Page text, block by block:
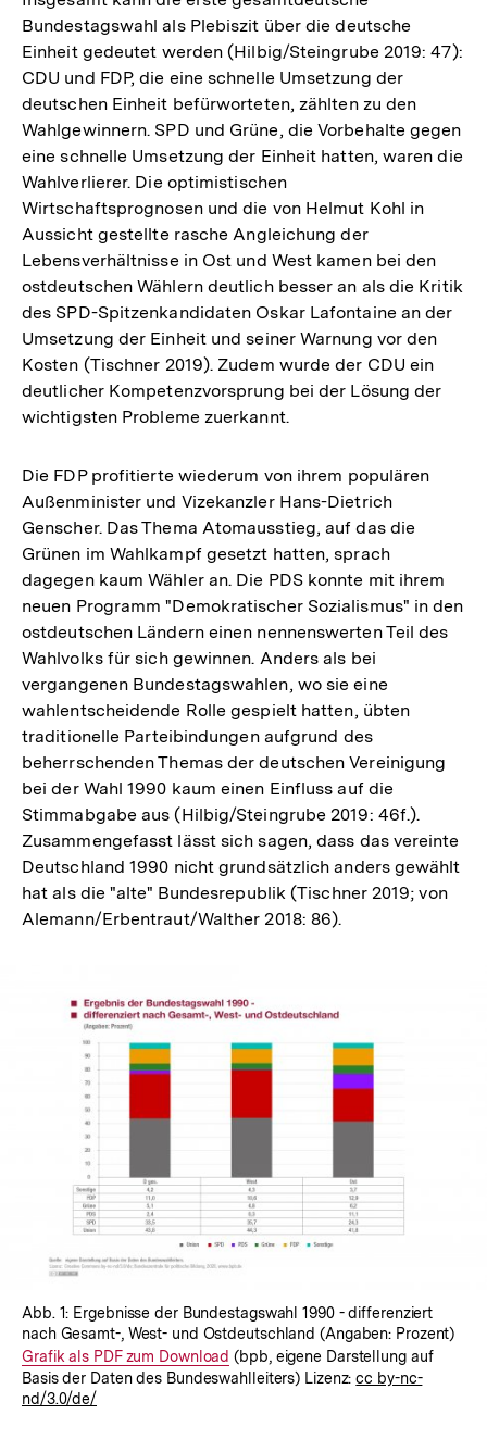
Bundestagswahl als Plebiszit über die deutsche
Einheit gedeutet werden (Hilbig/Steingrube 2019: 47):
CDU und FDP, die eine schnelle Umsetzung der
deutschen Einheit befürworteten, zählten zu den
Wahlgewinnern. SPD und Grüne, die Vorbehalte gegen
eine schnelle Umsetzung der Einheit hatten, waren die
Wahlverlierer. Die optimistischen
Wirtschaftsprognosen und die von Helmut Kohl in
Aussicht gestellte rasche Angleichung der
Lebensverhältnisse in Ost und West kamen bei den
ostdeutschen Wählern deutlich besser an als die Kritik
des SPD-Spitzenkandidaten Oskar Lafontaine an der
Umsetzung der Einheit und seiner Warnung vor den
Kosten (Tischner 2019). Zudem wurde der CDU ein
deutlicher Kompetenzvorsprung bei der Lösung der
wichtigsten Probleme zuerkannt.
Die FDP profitierte wiederum von ihrem populären
Außenminister und Vizekanzler Hans-Dietrich
Genscher. Das Thema Atomausstieg, auf das die
Grünen im Wahlkampf gesetzt hatten, sprach
dagegen kaum Wähler an. Die PDS konnte mit ihrem
neuen Programm "Demokratischer Sozialismus" in den
ostdeutschen Ländern einen nennenswerten Teil des
Wahlvolks für sich gewinnen. Anders als bei
vergangenen Bundestagswahlen, wo sie eine
wahlentscheidende Rolle gespielt hatten, übten
traditionelle Parteibindungen aufgrund des
beherrschenden Themas der deutschen Vereinigung
bei der Wahl 1990 kaum einen Einfluss auf die
Stimmabgabe aus (Hilbig/Steingrube 2019: 46f.).
Zusammengefasst lässt sich sagen, dass das vereinte
Deutschland 1990 nicht grundsätzlich anders gewählt
hat als die "alte" Bundesrepublik (Tischner 2019; von
Alemann/Erbentraut/Walther 2018: 86).
Abb. 1: Ergebnisse der Bundestagswahl 1990 - differenziert
nach Gesamt-, West- und Ostdeutschland (Angaben: Prozent)
Interner
Link:
Grafik als PDF zum Download (bpb, eigene Darstellung auf
Basis der Daten des Bundeswahlleiters) Lizenz:cc by-nc-
nd/3.0/de/